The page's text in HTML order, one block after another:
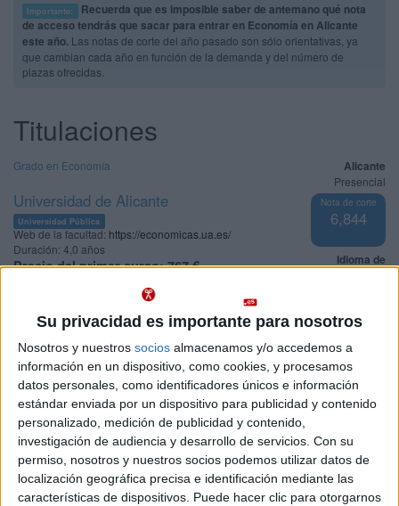
Su privacidad es importante para nosotros
Nosotros y nuestros socios almacenamos y/o accedemos a
información en un dispositivo, como cookies, y procesamos
datos personales, como identificadores únicos e información
estándar enviada por un dispositivo para publicidad y contenido
personalizado, medición de publicidad y contenido,
investigación de audiencia y desarrollo de servicios. Con su
permiso, nosotros y nuestros socios podemos utilizar datos de
localización geográfica precisa e identificación mediante las
características de dispositivos. Puede hacer clic para otorgarnos
Importante:
Recuerda que es imposible saber de antemano qué nota
de acceso tendrás que sacar para entrar en Economía en Alicante
este año. Las notas de corte del año pasado son sólo orientativas, ya
que cambian cada año en función de la demanda y del número de
plazas ofrecidas.
Titulaciones
Alicante
Presencial
Nota de corte
6,844
Idioma de
cooficial/inglés)
Grado en Economía
Universidad de Alicante
Universidad Pública
Web de la facultad: https://economicas.ua.es/
Duración: 4,0 años
Precio del primer curso:767 €
Pídeles información ¡GRATIS!
Alicante
Presencial
Nota de corte
6,029
Idioma de
enseñanza:
Bilingüe
(castellano/
Grado en Gestión, Tecnología y Moda (Bachelor in Fashion
Management and Technology)
Universidad Miguel Hernández de Elche
Universidad Pública
Duración:4,0 años
Precio del primer curso:767 €
Pídeles información ¡GRATIS!